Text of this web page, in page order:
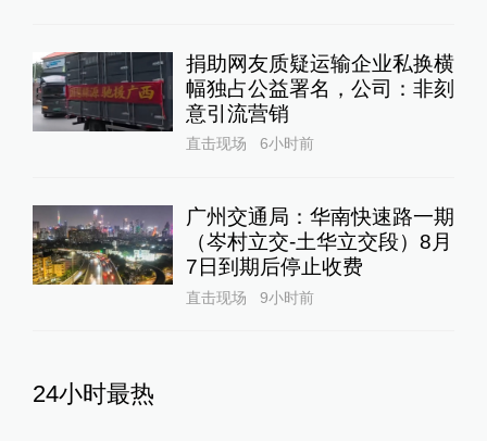
捐助网友质疑运输企业私换横
幅独占公益署名，公司：非刻
意引流营销
直击现场 6小时前
广州交通局：华南快速路一期
（岑村立交-土华立交段）8月
7日到期后停止收费
直击现场 9小时前
24小时最热